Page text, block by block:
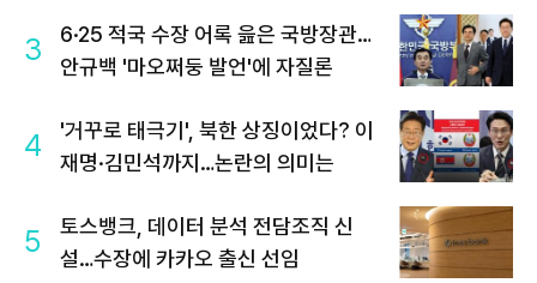
3
6·25 적국 수장 어록 읊은 국방장관…
안규백 '마오쩌둥 발언'에 자질론
4
'거꾸로 태극기', 북한 상징이었다? 이
재명·김민석까지…논란의 의미는
5
토스뱅크, 데이터 분석 전담조직 신
설…수장에 카카오 출신 선임